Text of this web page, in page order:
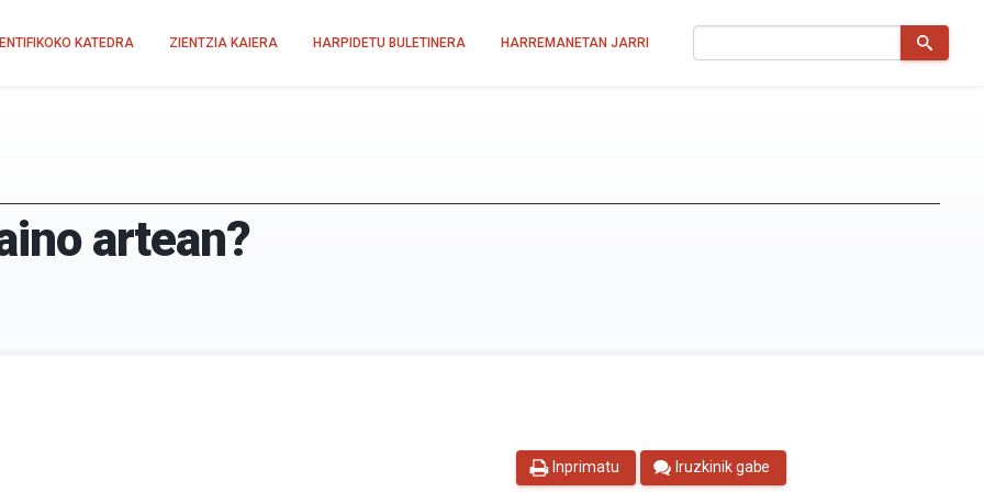
KATEDRA ZIENTZIA KAIERA HARPIDETU BULETINERA HARREMANETAN JARRI
artean?
Inprimatu Iruzkinik gabe